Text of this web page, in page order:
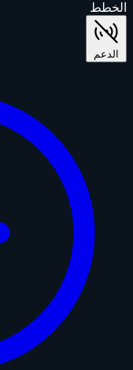
الخطط
الدعم